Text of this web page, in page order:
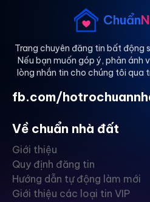
Chuẩn
Trang chuyên đăng tin bất động
Nếu bạn muốn góp ý, phản ánh
lòng nhắn tin cho chúng tôi qua
fb.com/
Về chuẩn nhà đất
Giới thiệu
Quy định đăng tin
Hướng dẫn tự động làm mới
Giới thiệu các loại tin VIP